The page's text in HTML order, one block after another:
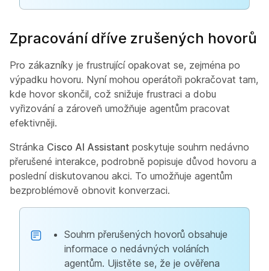
Zpracování dříve zrušených hovorů
Pro zákazníky je frustrující opakovat se, zejména po
výpadku hovoru. Nyní mohou operátoři pokračovat tam,
kde hovor skončil, což snižuje frustraci a dobu
vyřizování a zároveň umožňuje agentům pracovat
efektivněji.
Stránka Cisco AI Assistant poskytuje souhrn nedávno
přerušené interakce, podrobně popisuje důvod hovoru a
poslední diskutovanou akci. To umožňuje agentům
bezproblémově obnovit konverzaci.
Souhrn přerušených hovorů obsahuje
informace o nedávných voláních
agentům. Ujistěte se, že je ověřena